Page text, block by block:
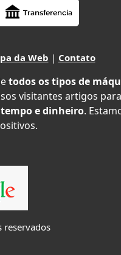
da Web | Contato
todos os tipos de
visitantes artigos
e dinheiro.
reservados